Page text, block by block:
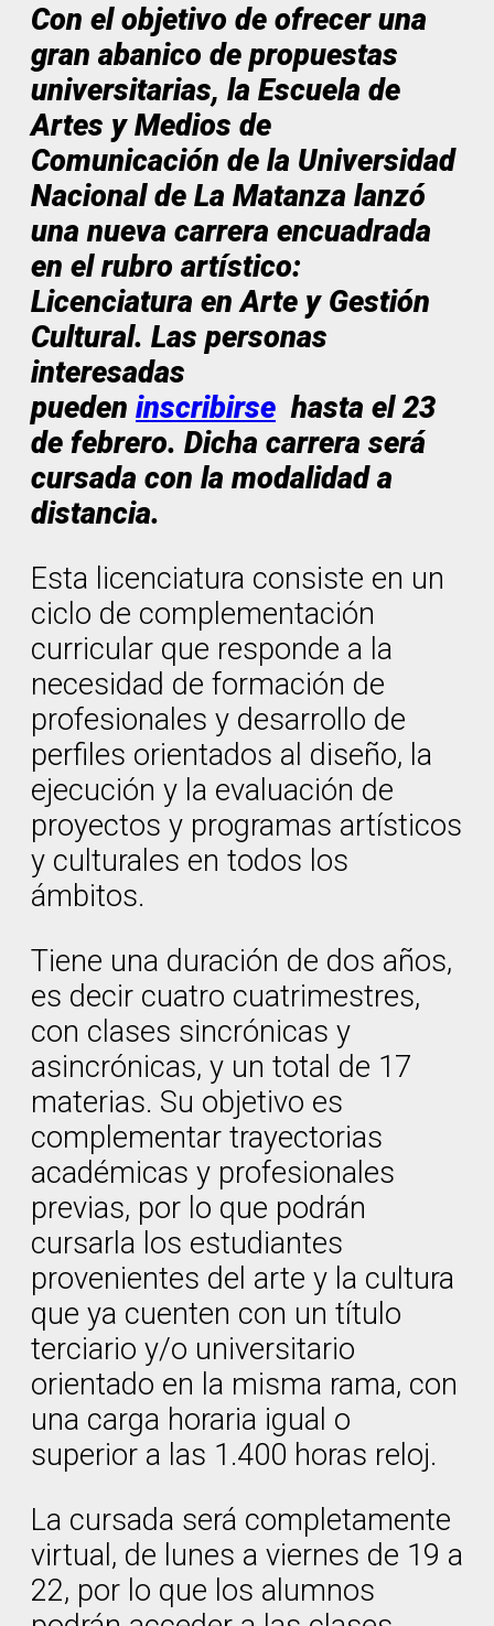
Con el objetivo de ofrecer una
gran abanico de propuestas
universitarias, la Escuela de
Artes y Medios de
Comunicación de la Universidad
Nacional de La Matanza lanzó
una nueva carrera encuadrada
en el rubro artístico:
Licenciatura en Arte y Gestión
Cultural. Las personas
interesadas
pueden inscribirse hasta el 23
de febrero. Dicha carrera será
cursada con la modalidad a
distancia.
Esta licenciatura consiste en un
ciclo de complementación
curricular que responde a la
necesidad de formación de
profesionales y desarrollo de
perfiles orientados al diseño, la
ejecución y la evaluación de
proyectos y programas artísticos
y culturales en todos los
ámbitos.
Tiene una duración de dos años,
es decir cuatro cuatrimestres,
con clases sincrónicas y
asincrónicas, y un total de 17
materias. Su objetivo es
complementar trayectorias
académicas y profesionales
previas, por lo que podrán
cursarla los estudiantes
provenientes del arte y la cultura
que ya cuenten con un título
terciario y/o universitario
orientado en la misma rama, con
una carga horaria igual o
superior a las 1.400 horas reloj.
La cursada será completamente
virtual, de lunes a viernes de 19 a
22, por lo que los alumnos